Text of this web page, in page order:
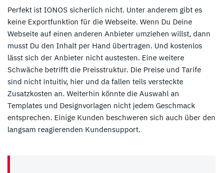
Perfekt ist IONOS sicherlich nicht. Unter anderem gibt es
keine Exportfunktion für die Webseite. Wenn Du Deine
Webseite auf einen anderen Anbieter umziehen willst, dann
musst Du den Inhalt per Hand übertragen. Und kostenlos
lässt sich der Anbieter nicht austesten. Eine weitere
Schwäche betrifft die Preisstruktur. Die Preise und Tarife
sind nicht intuitiv, hier und da fallen teils versteckte
Zusatzkosten an. Weiterhin könnte die Auswahl an
Templates und Designvorlagen nicht jedem Geschmack
entsprechen. Einige Kunden beschweren sich auch über den
langsam reagierenden Kundensupport.